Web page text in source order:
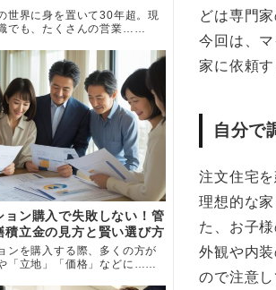
どは専門
今回は、
家に依頼
自分で
注文住宅
理想的な
た、お子
外観や内
ので注意し
世界に身を置いて30年超。現
でも、たくさんの営業……
ョン購入で失敗しない！管
積立金の見方と賢い選び方
ンを購入する際、多くの方が
「立地」「価格」などに……